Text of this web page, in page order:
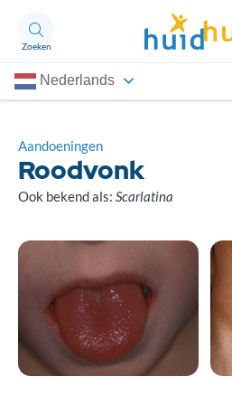
Zoeken
Nederlands
Thema’s
Artikelen
Over Huidhuis
Contact
Doneren
Aandoeningen
Roodvonk
Ook bekend als: Scarlatina